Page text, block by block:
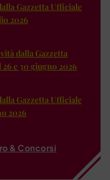
Gazzetta Ufficiale
2026
dalla Gazzetta
e 30 giugno 2026
Gazzetta Ufficiale
2026
& Concorsi